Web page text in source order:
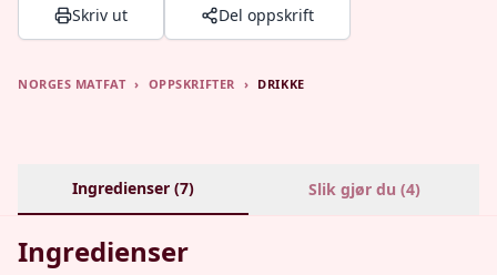
Skriv ut Del oppskrift
NORGES MATFAT › OPPSKRIFTER › DRIKKE
Ingredienser (7) Slik gjør du (4)
Ingredienser